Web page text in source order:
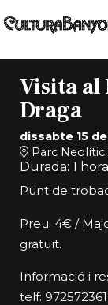
Visita al
Draga
dissabte 15
Parc Neolític
Durada: 1
Punt de
Preu: 4€ /
gratuït.
Informació i
telf: